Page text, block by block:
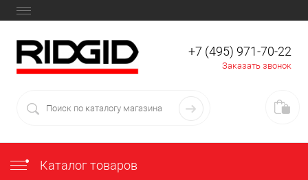
+7 (495) 971-70-22
Заказать звонок
Каталог товаров